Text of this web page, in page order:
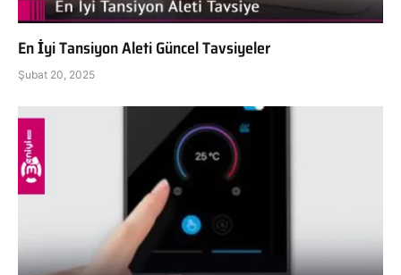
En İyi Tansiyon Aleti Güncel Tavsiyeler
Şubat 20, 2025